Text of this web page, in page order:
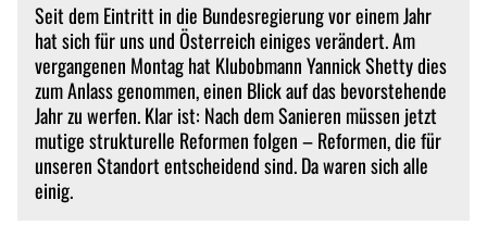
Seit dem Eintritt in die Bundesregierung vor einem Jahr
hat sich für uns und Österreich einiges verändert. Am
vergangenen Montag hat Klubobmann Yannick Shetty dies
zum Anlass genommen, einen Blick auf das bevorstehende
Jahr zu werfen. Klar ist: Nach dem Sanieren müssen jetzt
mutige strukturelle Reformen folgen – Reformen, die für
unseren Standort entscheidend sind. Da waren sich alle
einig.